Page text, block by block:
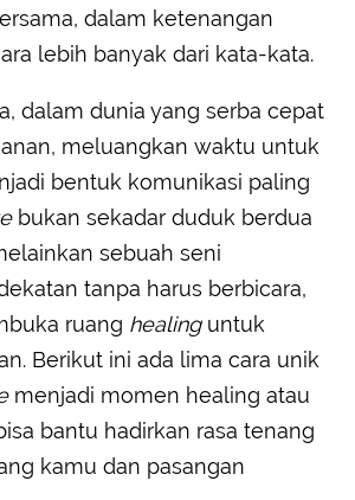
dalam ketenangan
lebih banyak dari kata-kata.
dalam dunia yang serba cepat
meluangkan waktu untuk
bentuk komunikasi paling
bukan sekadar duduk berdua
sebuah seni
tanpa harus berbicara,
ruang healinguntuk
Berikut ini ada lima cara unik
menjadi momen healing atau
bantu hadirkan rasa tenang
kamu dan pasangan